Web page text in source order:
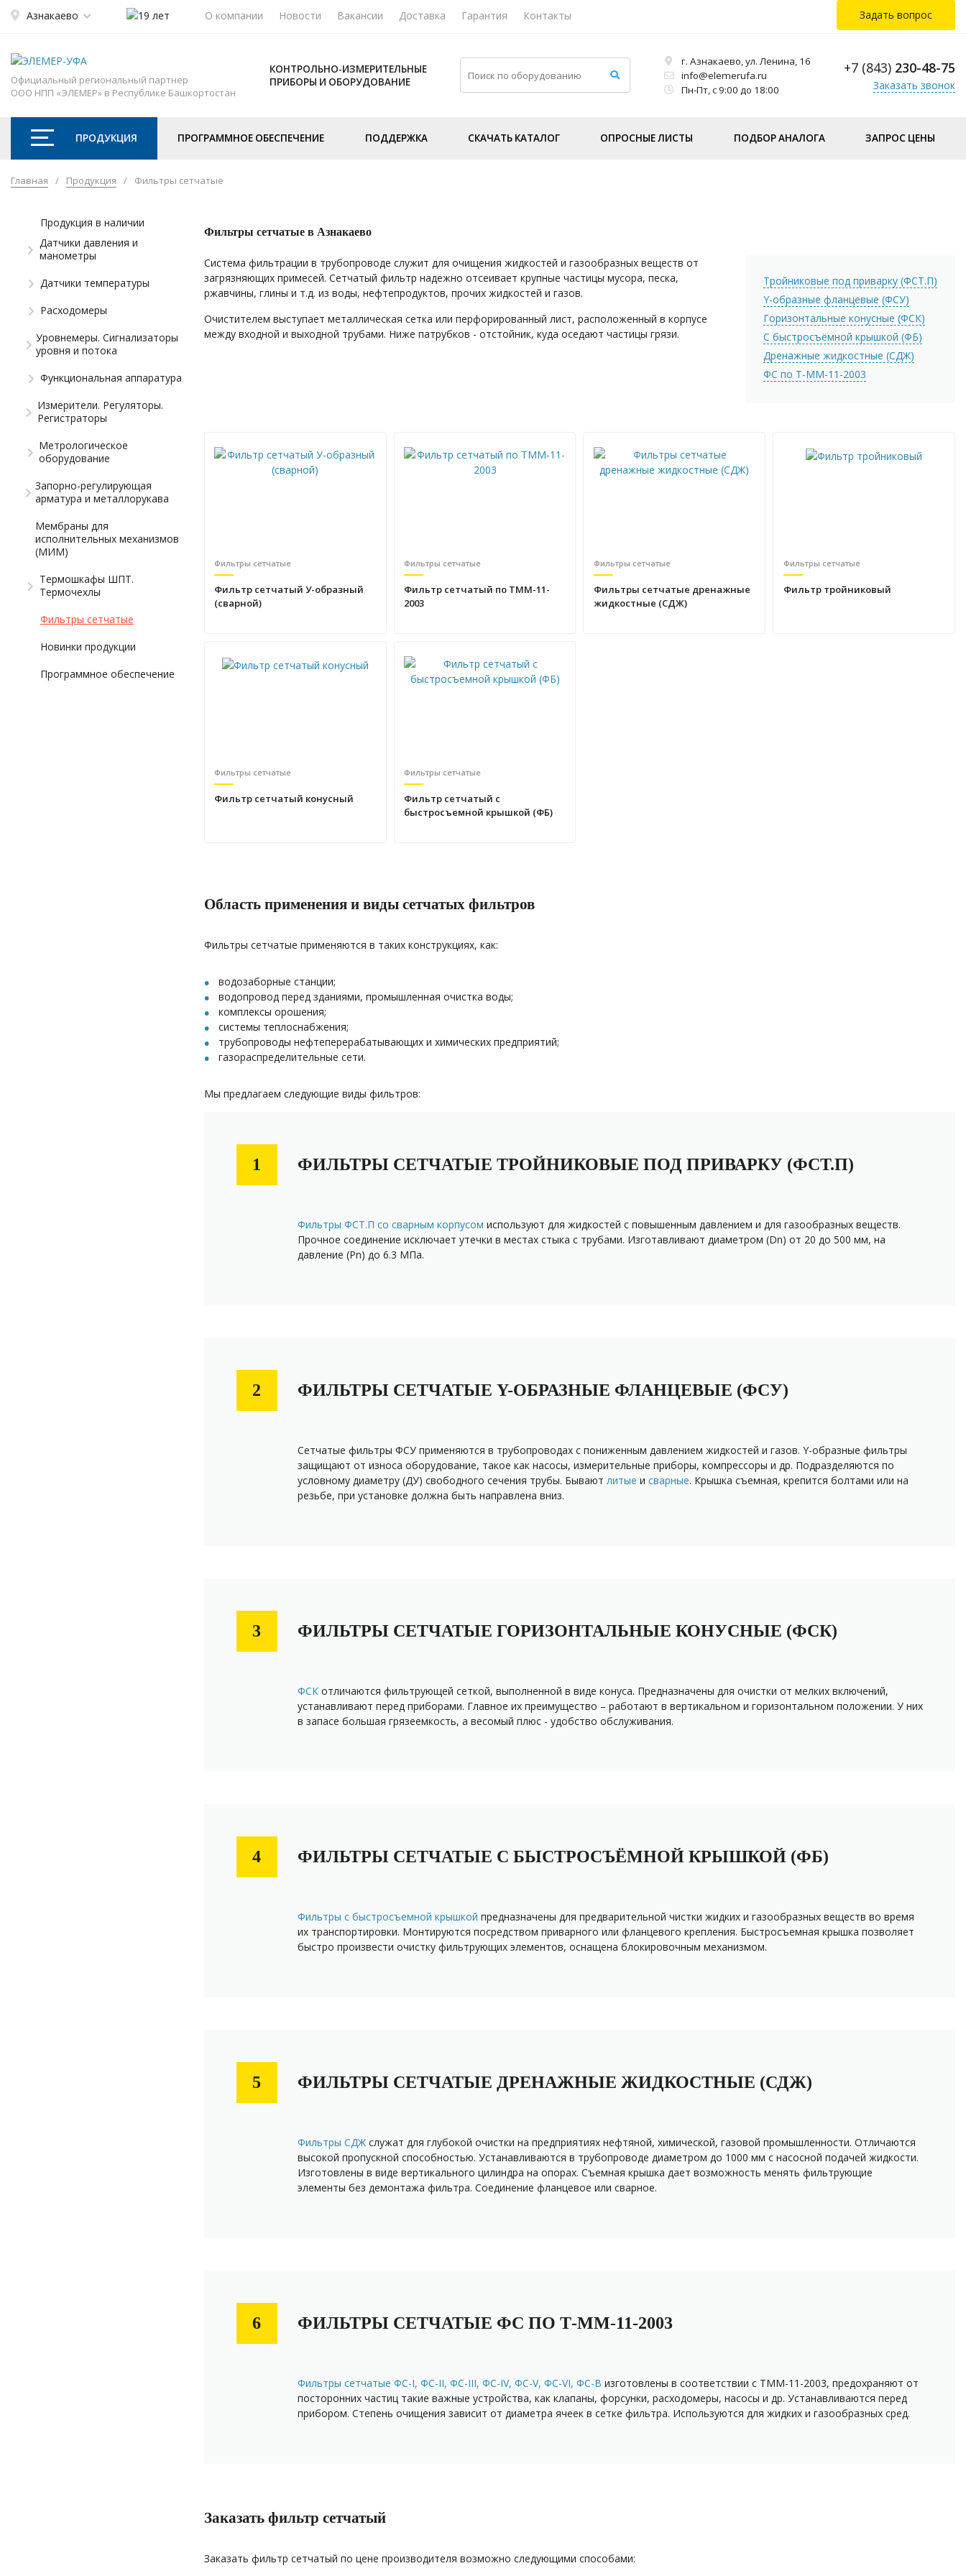
Азнакаево О компании Новости Вакансии Доставка Гарантия Контакты Задать вопрос
Официальный региональный партнер
ООО НПП «ЭЛЕМЕР» в Республике Башкортостан
КОНТРОЛЬНО-ИЗМЕРИТЕЛЬНЫЕ
ПРИБОРЫ И ОБОРУДОВАНИЕ
г. Азнакаево, ул. Ленина, 16
info@elemerufa.ru
Пн-Пт, с 9:00 до 18:00
+7 (843) 230-48-75
Заказать звонок
ПРОДУКЦИЯ ПРОГРАММНОЕ ОБЕСПЕЧЕНИЕ ПОДДЕРЖКА СКАЧАТЬ КАТАЛОГ ОПРОСНЫЕ ЛИСТЫ ПОДБОР АНАЛОГА ЗАПРОС ЦЕНЫ
Главная / Продукция / Фильтры сетчатые
Продукция в наличии
Датчики давления и
манометры
Датчики температуры
Расходомеры
Уровнемеры. Сигнализаторы
уровня и потока
Функциональная аппаратура
Измерители. Регуляторы.
Регистраторы
Метрологическое
оборудование
Запорно-регулирующая
арматура и металлорукава
Мембраны для
исполнительных механизмов
(МИМ)
Термошкафы ШПТ.
Термочехлы
Фильтры сетчатые
Новинки продукции
Программное обеспечение
Фильтры сетчатые в Азнакаево
Система фильтрации в трубопроводе служит для очищения жидкостей и газообразных веществ от
загрязняющих примесей. Сетчатый фильтр надежно отсеивает крупные частицы мусора, песка,
ржавчины, глины и т.д. из воды, нефтепродуктов, прочих жидкостей и газов.
Очистителем выступает металлическая сетка или перфорированный лист, расположенный в корпусе
между входной и выходной трубами. Ниже патрубков - отстойник, куда оседают частицы грязи.
Тройниковые под приварку (ФСТ.П)
Y-образные фланцевые (ФСУ)
Горизонтальные конусные (ФСК)
С быстросъёмной крышкой (ФБ)
Дренажные жидкостные (СДЖ)
ФС по Т-ММ-11-2003
Фильтры сетчатые
Фильтр сетчатый У-образный
(сварной)
Фильтры сетчатые
Фильтр сетчатый по ТММ-11-
2003
Фильтры сетчатые
Фильтры сетчатые дренажные
жидкостные (СДЖ)
Фильтры сетчатые
Фильтр тройниковый
Фильтры сетчатые
Фильтр сетчатый конусный
Фильтры сетчатые
Фильтр сетчатый с
быстросъемной крышкой (ФБ)
Область применения и виды сетчатых фильтров
Фильтры сетчатые применяются в таких конструкциях, как:
водозаборные станции;
водопровод перед зданиями, промышленная очистка воды;
комплексы орошения;
системы теплоснабжения;
трубопроводы нефтеперерабатывающих и химических предприятий;
газораспределительные сети.
Мы предлагаем следующие виды фильтров:
1 ФИЛЬТРЫ СЕТЧАТЫЕ ТРОЙНИКОВЫЕ ПОД ПРИВАРКУ (ФСТ.П)
Фильтры ФСТ.П со сварным корпусом используют для жидкостей с повышенным давлением и для газообразных веществ.
Прочное соединение исключает утечки в местах стыка с трубами. Изготавливают диаметром (Dn) от 20 до 500 мм, на
давление (Pn) до 6.3 МПа.
2 ФИЛЬТРЫ СЕТЧАТЫЕ Y-ОБРАЗНЫЕ ФЛАНЦЕВЫЕ (ФСУ)
Сетчатые фильтры ФСУ применяются в трубопроводах с пониженным давлением жидкостей и газов. Y-образные фильтры
защищают от износа оборудование, такое как насосы, измерительные приборы, компрессоры и др. Подразделяются по
условному диаметру (ДУ) свободного сечения трубы. Бывают литые и сварные. Крышка съемная, крепится болтами или на
резьбе, при установке должна быть направлена вниз.
3 ФИЛЬТРЫ СЕТЧАТЫЕ ГОРИЗОНТАЛЬНЫЕ КОНУСНЫЕ (ФСК)
ФСКотличаются фильтрующей сеткой, выполненной в виде конуса. Предназначены для очистки от мелких включений,
устанавливают перед приборами. Главное их преимущество – работают в вертикальном и горизонтальном положении. У них
в запасе большая грязеемкость, а весомый плюс - удобство обслуживания.
4 ФИЛЬТРЫ СЕТЧАТЫЕ С БЫСТРОСЪЁМНОЙ КРЫШКОЙ (ФБ)
Фильтры с быстросъемной крышкой предназначены для предварительной чистки жидких и газообразных веществ во время
их транспортировки. Монтируются посредством приварного или фланцевого крепления. Быстросъемная крышка позволяет
быстро произвести очистку фильтрующих элементов, оснащена блокировочным механизмом.
5 ФИЛЬТРЫ СЕТЧАТЫЕ ДРЕНАЖНЫЕ ЖИДКОСТНЫЕ (СДЖ)
Фильтры СДЖслужат для глубокой очистки на предприятиях нефтяной, химической, газовой промышленности. Отличаются
высокой пропускной способностью. Устанавливаются в трубопроводе диаметром до 1000 мм с насосной подачей жидкости.
Изготовлены в виде вертикального цилиндра на опорах. Съемная крышка дает возможность менять фильтрующие
элементы без демонтажа фильтра. Соединение фланцевое или сварное.
6 ФИЛЬТРЫ СЕТЧАТЫЕ ФС ПО Т-ММ-11-2003
Фильтры сетчатые ФС-I, ФС-II, ФС-III, ФС-IV, ФС-V, ФС-VI, ФС-В изготовлены в соответствии с ТММ-11-2003, предохраняют от
посторонних частиц такие важные устройства, как клапаны, форсунки, расходомеры, насосы и др. Устанавливаются перед
прибором. Степень очищения зависит от диаметра ячеек в сетке фильтра. Используются для жидких и газообразных сред.
Заказать фильтр сетчатый
Заказать фильтр сетчатый по цене производителя возможно следующими способами: